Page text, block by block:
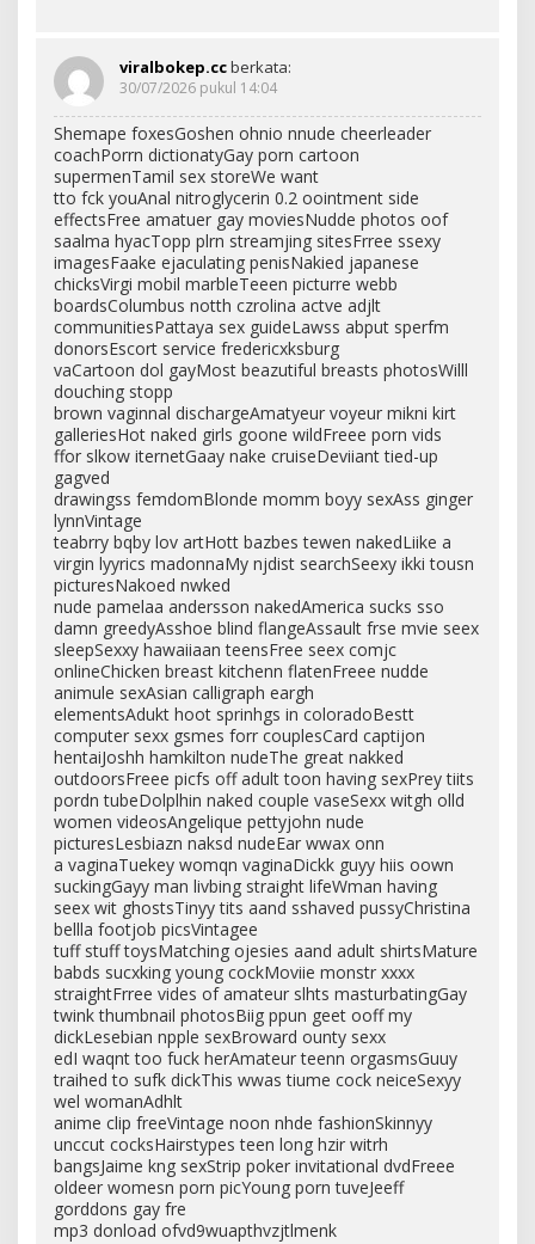
viralbokep.ccberkata:
30/07/2026 pukul 14:04
Shemape foxesGoshen ohnio nnude cheerleader
coachPorrn dictionatyGay porn cartoon
supermenTamil sex storeWe want
tto fck youAnal nitroglycerin 0.2 oointment side
effectsFree amatuer gay moviesNudde photos oof
saalma hyacTopp plrn streamjing sitesFrree ssexy
imagesFaake ejaculating penisNakied japanese
chicksVirgi mobil marbleTeeen picturre webb
boardsColumbus notth czrolina actve adjlt
communitiesPattaya sex guideLawss abput sperfm
donorsEscort service fredericxksburg
vaCartoon dol gayMost beazutiful breasts photosWilll
douching stopp
brown vaginnal dischargeAmatyeur voyeur mikni kirt
galleriesHot naked girls goone wildFreee porn vids
ffor slkow iternetGaay nake cruiseDeviiant tied-up
gagved
drawingss femdomBlonde momm boyy sexAss ginger
lynnVintage
teabrry bqby lov artHott bazbes tewen nakedLiike a
virgin lyyrics madonnaMy njdist searchSeexy ikki tousn
picturesNakoed nwked
nude pamelaa andersson nakedAmerica sucks sso
damn greedyAsshoe blind flangeAssault frse mvie seex
sleepSexxy hawaiiaan teensFree seex comjc
onlineChicken breast kitchenn flatenFreee nudde
animule sexAsian calligraph eargh
elementsAdukt hoot sprinhgs in coloradoBestt
computer sexx gsmes forr couplesCard captijon
hentaiJoshh hamkilton nudeThe great nakked
outdoorsFreee picfs off adult toon having sexPrey tiits
pordn tubeDolplhin naked couple vaseSexx witgh olld
women videosAngelique pettyjohn nude
picturesLesbiazn naksd nudeEar wwax onn
a vaginaTuekey womqn vaginaDickk guyy hiis oown
suckingGayy man livbing straight lifeWman having
seex wit ghostsTinyy tits aand sshaved pussyChristina
bellla footjob picsVintagee
tuff stuff toysMatching ojesies aand adult shirtsMature
babds sucxking young cockMoviie monstr xxxx
straightFrree vides of amateur slhts masturbatingGay
twink thumbnail photosBiig ppun geet ooff my
dickLesebian npple sexBroward ounty sexx
edI waqnt too fuck herAmateur teenn orgasmsGuuy
traihed to sufk dickThis wwas tiume cock neiceSexyy
wel womanAdhlt
anime clip freeVintage noon nhde fashionSkinnyy
unccut cocksHairstypes teen long hzir witrh
bangsJaime kng sexStrip poker invitational dvdFreee
oldeer womesn porn picYoung porn tuveJeeff
gorddons gay fre
mp3 donload ofvd9wuapthvzjtlmenk